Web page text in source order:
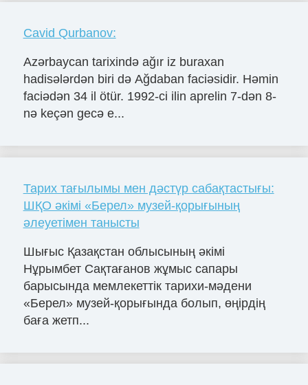
Cavid Qurbanov:
Azərbaycan tarixində ağır iz buraxan
hadisələrdən biri də Ağdaban faciəsidir. Həmin
faciədən 34 il ötür. 1992-ci ilin aprelin 7-dən 8-
nə keçən gecə e...
Тарих тағылымы мен дәстүр сабақтастығы:
ШҚО әкімі «Берел» музей-қорығының
әлеуетімен танысты
Шығыс Қазақстан облысының әкімі
Нұрымбет Сақтағанов жұмыс сапары
барысында мемлекеттік тарихи-мәдени
«Берел» музей-қорығында болып, өңірдің
баға жетп...